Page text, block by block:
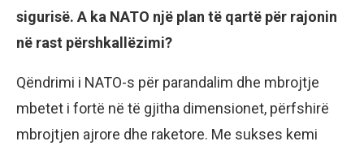
sigurisë. A ka NATO një plan të qartë për rajonin
në rast përshkallëzimi?
Qëndrimi i NATO-s për parandalim dhe mbrojtje
mbetet i fortë në të gjitha dimensionet, përfshirë
mbrojtjen ajrore dhe raketore. Me sukses kemi